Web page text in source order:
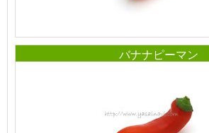
バナナピーマン